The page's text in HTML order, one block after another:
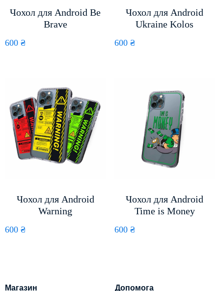
Чохол для Android Be
Brave
600 ₴
Чохол для Android
Ukraine Kolos
600 ₴
Чохол для Android
Warning
600 ₴
Чохол для Android
Time is Money
600 ₴
Магазин Допомога